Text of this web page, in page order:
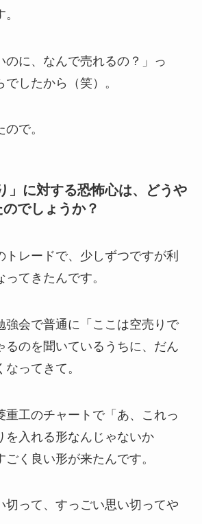
のに、なんで売れるの？」っ
したから（笑）。
で。
」に対する恐怖心は、どうや
でしょうか？
トレードで、少しずつですが利
てきたんです。
強会で普通に「ここは空売りで
るのを聞いているうちに、だん
ってきて。
重工のチャートで「あ、これっ
を入れる形なんじゃないか
く良い形が来たんです。
切って、すっごい思い切ってや